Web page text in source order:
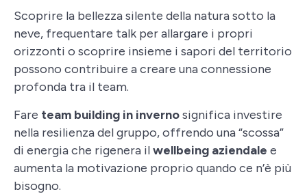
Scoprire la bellezza silente della natura sotto la
neve, frequentare talk per allargare i propri
orizzonti o scoprire insieme i sapori del territorio
possono contribuire a creare una connessione
profonda tra il team.
Fare team building in invernosignifica investire
nella resilienza del gruppo, offrendo una “scossa”
di energia che rigenera ilwellbeing aziendale e
aumenta la motivazione proprio quando ce n’è più
bisogno.